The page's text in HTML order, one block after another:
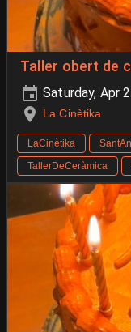
Taller obert de
Saturday, Apr
La Cinètika
LaCinètika
TallerDeCeràmica